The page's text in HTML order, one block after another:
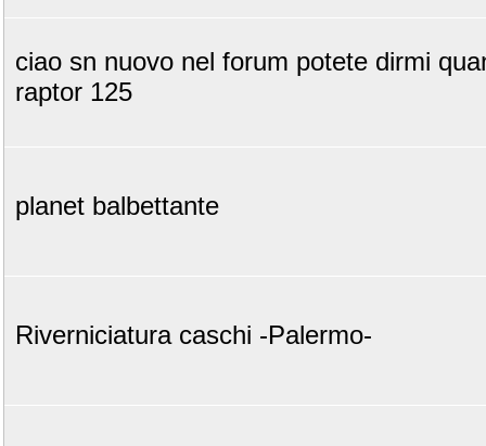
ciao sn nuovo nel forum potete dirmi
raptor 125
planet balbettante
Riverniciatura caschi -Palermo-